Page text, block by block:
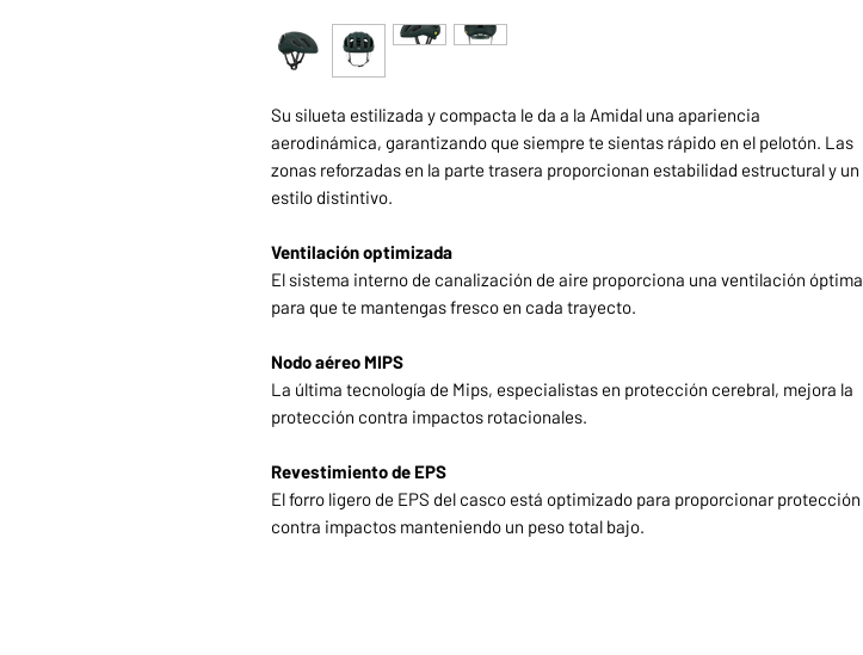
Su silueta estilizada y compacta le da a la Amidal una apariencia
aerodinámica, garantizando que siempre te sientas rápido en el pelotón. Las
zonas reforzadas en la parte trasera proporcionan estabilidad estructural y un
estilo distintivo.
Ventilación optimizada
El sistema interno de canalización de aire proporciona una ventilación óptima
para que te mantengas fresco en cada trayecto.
Nodo aéreo MIPS
La última tecnología de Mips, especialistas en protección cerebral, mejora la
protección contra impactos rotacionales.
Revestimiento de EPS
El forro ligero de EPS del casco está optimizado para proporcionar protección
contra impactos manteniendo un peso total bajo.